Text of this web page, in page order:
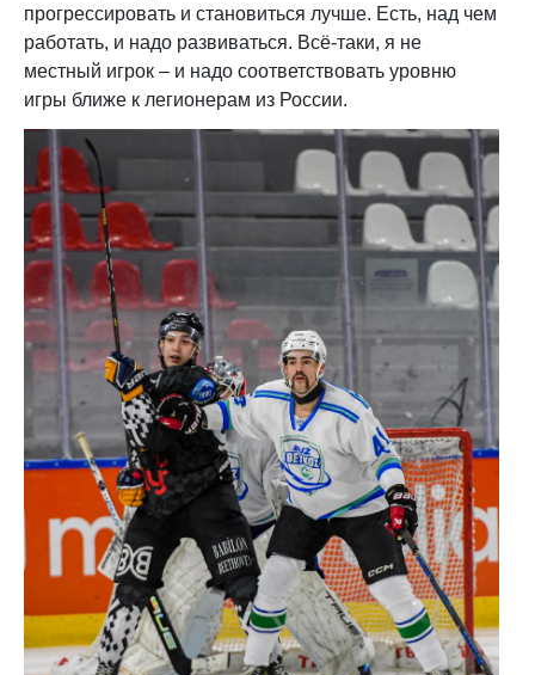
прогрессировать и становиться лучше. Есть, над чем
работать, и надо развиваться. Всё-таки, я не
местный игрок – и надо соответствовать уровню
игры ближе к легионерам из России.